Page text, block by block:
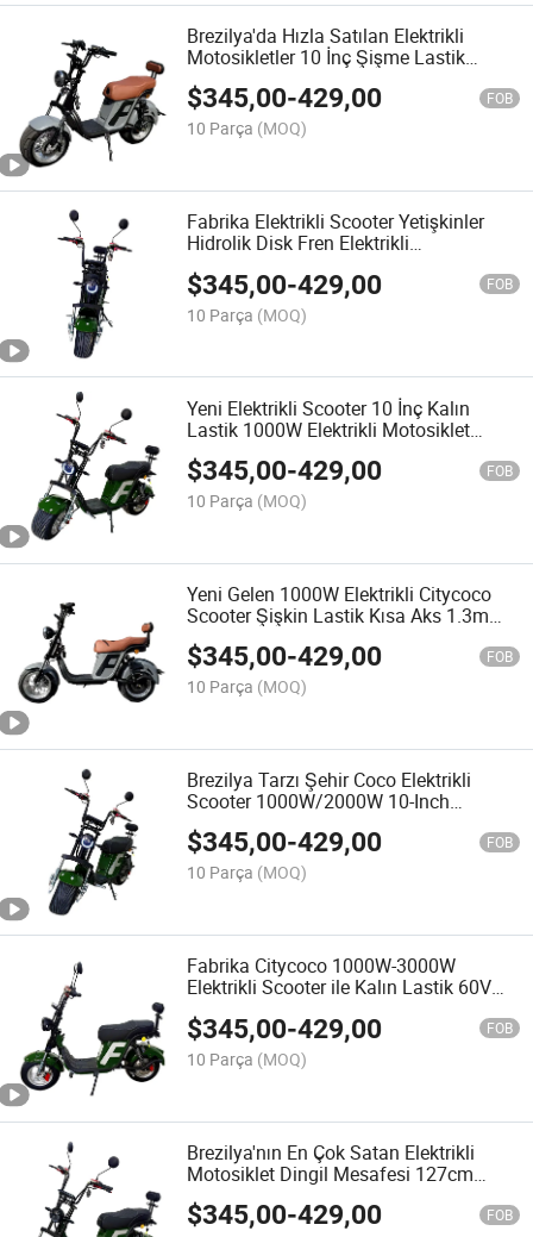
Brezilya'da Hızla Satılan Elektrikli
Motosikletler 10 İnç Şişme Lastik
1000W Hız 32km/H Citycoco 60V
Lityum Pil Elektrikli Scooter Yetişkinler
için
$345,00-429,00 FOB
10 Parça (MOQ)
Fabrika Elektrikli Scooter Yetişkinler
Hidrolik Disk Fren Elektrikli
1000W Motor 60V 20A Citycoco
$345,00-429,00 FOB
10 Parça (MOQ)
Yeni Elektrikli Scooter 10 İnç Kalın
Lastik 1000W Elektrikli Motosiklet
Brezilya'da Kaydedildi 130cm Dingil
Mesafesi Citycoco
$345,00-429,00 FOB
10 Parça (MOQ)
Yeni Gelen 1000W Elektrikli Citycoco
Scooter Şişkin Lastik Kısa Aks 1.3m
Model Brezilya Büyük Pil ile Yetişkinler
için
$345,00-429,00 FOB
10 Parça (MOQ)
Brezilya Tarzı Şehir Coco Elektrikli
Scooter 1000W/2000W 10-Inch
Lastikler Lityum Pil Elektrikli Scooter
$345,00-429,00 FOB
10 Parça (MOQ)
Fabrika Citycoco 1000W-3000W
Elektrikli Scooter ile Kalın Lastik 60V
Motor 2000W Motosiklet
$345,00-429,00 FOB
10 Parça (MOQ)
Brezilya'nın En Çok Satan Elektrikli
Motosiklet Dingil Mesafesi 127cm
Elektrikli Scooter 10 İnç 1000W Lityum
Pil Scooter Citycoco
$345,00-429,00 FOB